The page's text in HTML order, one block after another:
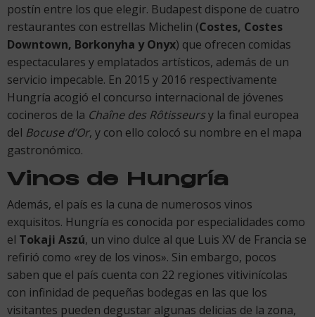
postín entre los que elegir. Budapest dispone de cuatro
restaurantes con estrellas Michelin (Costes, Costes
Downtown, Borkonyha y Onyx) que ofrecen comidas
espectaculares y emplatados artísticos, además de un
servicio impecable. En 2015 y 2016 respectivamente
Hungría acogió el concurso internacional de jóvenes
cocineros de la Chaîne des Rôtisseursy la final europea
del Bocuse d’Or, y con ello colocó su nombre en el mapa
gastronómico.
Vinos de Hungría
Además, el país es la cuna de numerosos vinos
exquisitos. Hungría es conocida por especialidades como
el Tokaji Aszú, un vino dulce al que Luis XV de Francia se
refirió como «rey de los vinos». Sin embargo, pocos
saben que el país cuenta con 22 regiones vitivinícolas
con infinidad de pequeñas bodegas en las que los
visitantes pueden degustar algunas delicias de la zona,